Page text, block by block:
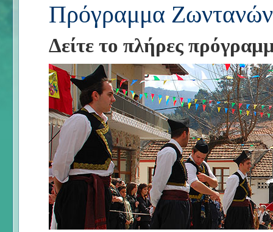
Πρόγραμμα
Δείτε το πλήρες